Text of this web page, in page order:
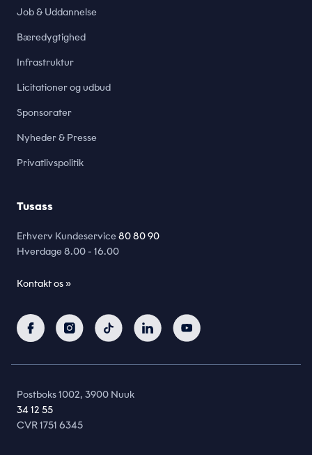
Tusass
Erhverv Kundeservice 80 80 90
Hverdage 8.00 - 16.00
Kontakt os »
Job & Uddannelse
Bæredygtighed
Infrastruktur
Licitationer og udbud
Sponsorater
Nyheder & Presse
Privatlivspolitik
Postboks 1002, 3900 Nuuk
34 12 55
CVR 1751 6345